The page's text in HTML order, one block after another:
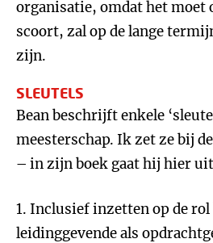
organisatie, omdat het moet
scoort, zal op de lange
zijn.
SLEUTELS
Bean beschrijft enkele
meesterschap. Ik zet ze bij
– in zijn boek gaat hij hier
1. Inclusief inzetten op de rol
leidinggevende als